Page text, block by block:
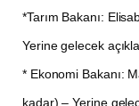
*Tarım Bakanı:
Yerine gelecek
* Ekonomi Bakanı:
kadar) – Yerine